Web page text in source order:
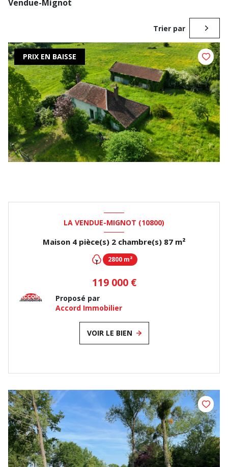
Vendue-Mignot
Trier par
PRIX EN BAISSE
LA VENDUE-MIGNOT (10800)
Maison 4 pièce(s) 2 chambre(s) 87 m²
2800 m²
119 000 €
Proposé par
Accord Immobilier
VOIR LE BIEN